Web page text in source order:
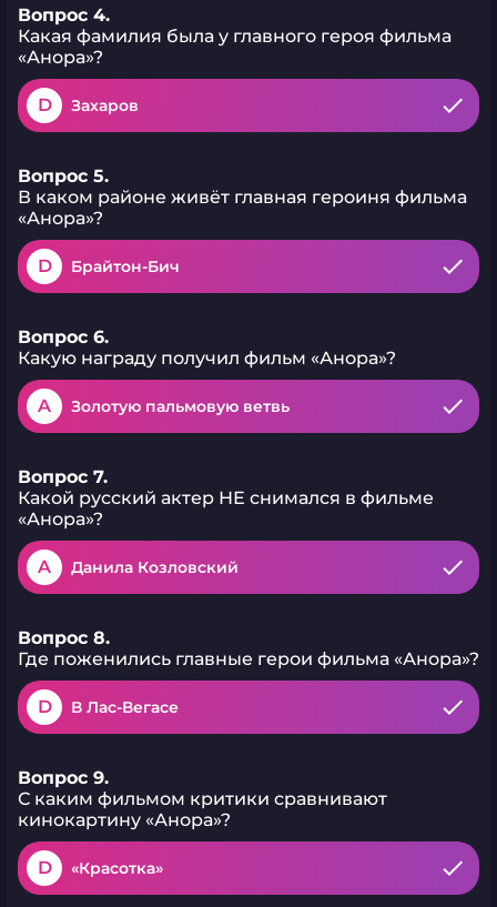
Вопрос 4.
Какая фамилия была у главного героя фильма
«Анора»?
D Захаров
Вопрос 5.
В каком районе живёт главная героиня фильма
«Анора»?
D Брайтон-Бич
Вопрос 6.
Какую награду получил фильм «Анора»?
A Золотую пальмовую ветвь
Вопрос 7.
Какой русский актер НЕ снимался в фильме
«Анора»?
A Данила Козловский
Вопрос 8.
Где поженились главные герои фильма «Анора»?
D В Лас-Вегасе
Вопрос 9.
С каким фильмом критики сравнивают
кинокартину «Анора»?
D «Красотка»